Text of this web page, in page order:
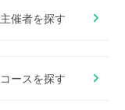
主催者を探す
コースを探す